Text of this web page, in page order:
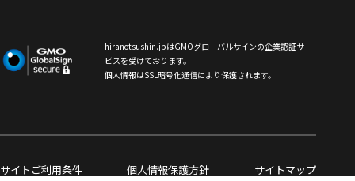
hiranotsushin.jpはGMOグローバルサインの企業認証サー
ビスを受けております。
個人情報はSSL暗号化通信により保護されます。
サイトご利用条件 個人情報保護方針 サイトマップ